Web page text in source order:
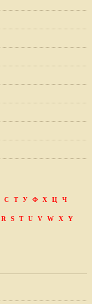
С Т У Ф Х Ц
Ч
R S T U V W X
Y